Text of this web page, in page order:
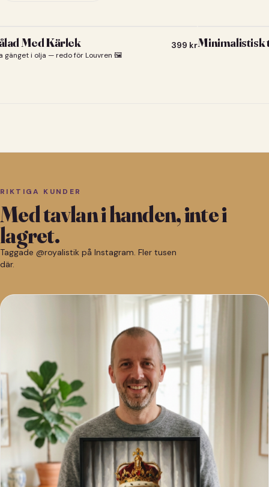
Med Kärlek
gänget i olja — redo för Louvren 🖼️
399 krMinimalistisk
RIKTIGA KUNDER
Med tavlan i handen, inte i
lagret.
Taggade @royalistik på Instagram. Fler tusen
där.